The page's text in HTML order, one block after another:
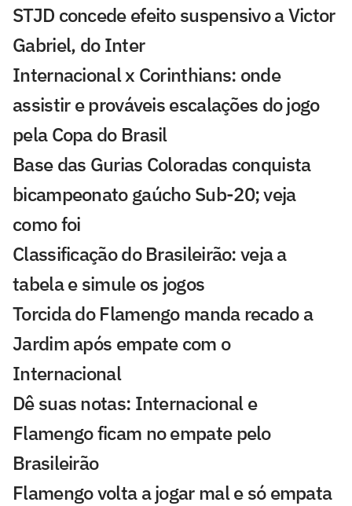
STJD concede efeito suspensivo a Victor
Gabriel, do Inter
Internacional x Corinthians: onde
assistir e prováveis escalações do jogo
pela Copa do Brasil
Base das Gurias Coloradas conquista
bicampeonato gaúcho Sub-20; veja
como foi
Classificação do Brasileirão: veja a
tabela e simule os jogos
Torcida do Flamengo manda recado a
Jardim após empate com o
Internacional
Dê suas notas: Internacional e
Flamengo ficam no empate pelo
Brasileirão
Flamengo volta a jogar mal e só empata